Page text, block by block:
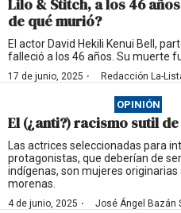
Lilo & Stitch, a los 46
de qué murió?
El actor David Hekili Kenui Bell,
falleció a los 46 años. Su muerte
17 de junio, 2025 · Redacción La-
OPINIÓN
El (¿anti?) racismo sutil
Las actrices seleccionadas para
protagonistas, que deberían de
indígenas, son mujeres originarias
morenas.
4 de junio, 2025 · José Ángel Bazán